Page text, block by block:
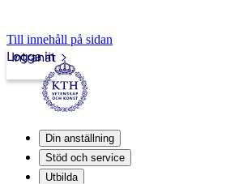
Till innehåll på sidan
Intranät
Logga in
Din anställning
Stöd och service
Utbilda